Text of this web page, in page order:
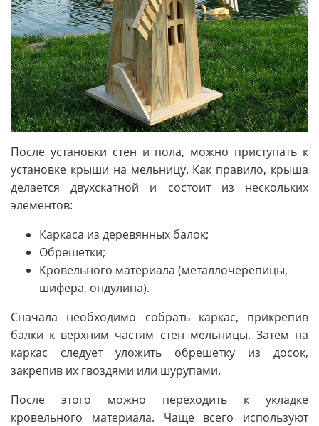
После установки стен и пола, можно приступать к
установке крыши на мельницу. Как правило, крыша
делается двухскатной и состоит из нескольких
элементов:
Каркаса из деревянных балок;
Обрешетки;
Кровельного материала (металлочерепицы,
шифера, ондулина).
Сначала необходимо собрать каркас, прикрепив
балки к верхним частям стен мельницы. Затем на
каркас следует уложить обрешетку из досок,
закрепив их гвоздями или шурупами.
После этого можно переходить к укладке
кровельного материала. Чаще всего используют